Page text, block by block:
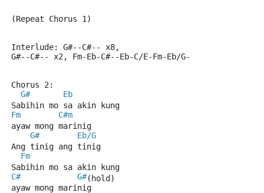
(Repeat Chorus 1)
Interlude: G#--C#-- x8,
G#--C#-- x2, Fm-Eb-C#--Eb-C/E-Fm-Eb/G-
Chorus 2:
G#
Eb
Sabihin mo sa akin kung
Fm
C#m
ayaw mong marinig
G#
Eb/G
Ang tinig ang tinig
Fm
Sabihin mo sa akin kung
C#
G#(hold)
ayaw mong marinig